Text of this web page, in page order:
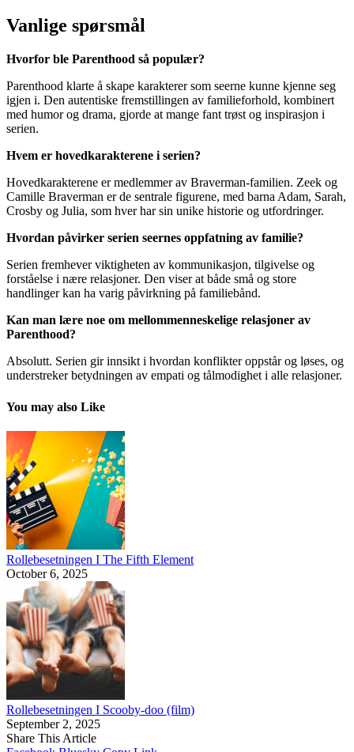
Vanlige spørsmål
Hvorfor ble Parenthood så populær?
Parenthood klarte å skape karakterer som seerne kunne kjenne seg
igjen i. Den autentiske fremstillingen av familieforhold, kombinert
med humor og drama, gjorde at mange fant trøst og inspirasjon i
serien.
Hvem er hovedkarakterene i serien?
Hovedkarakterene er medlemmer av Braverman-familien. Zeek og
Camille Braverman er de sentrale figurene, med barna Adam, Sarah,
Crosby og Julia, som hver har sin unike historie og utfordringer.
Hvordan påvirker serien seernes oppfatning av familie?
Serien fremhever viktigheten av kommunikasjon, tilgivelse og
forståelse i nære relasjoner. Den viser at både små og store
handlinger kan ha varig påvirkning på familiebånd.
Kan man lære noe om mellommenneskelige relasjoner av
Parenthood?
Absolutt. Serien gir innsikt i hvordan konflikter oppstår og løses, og
understreker betydningen av empati og tålmodighet i alle relasjoner.
You may also Like
Rollebesetningen I The Fifth Element
October 6, 2025
Rollebesetningen I Scooby-doo (film)
September 2, 2025
Share This Article